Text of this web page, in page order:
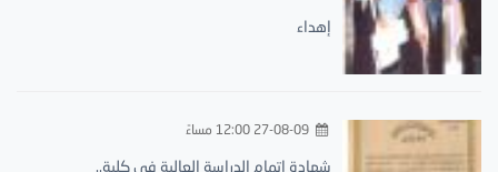
إهداء
27-08-09 12:00 مساءً
شهادة إتمام الدراسة العالية في كلية..